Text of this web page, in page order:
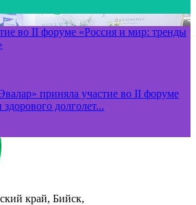
во II форуме «Россия и мир: тренды
приняла участие во II форуме
долголет...
край, Бийск,